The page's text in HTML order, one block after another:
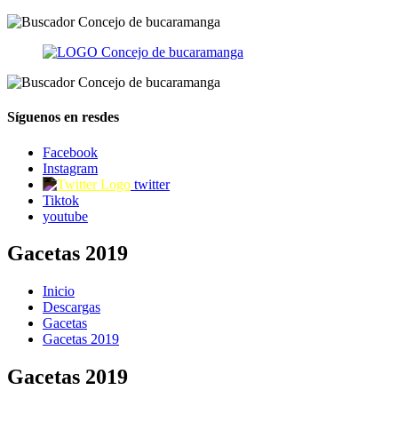
Síguenos en resdes
Facebook
Instagram
twitter
Tiktok
youtube
Gacetas 2019
Inicio
Descargas
Gacetas
Gacetas 2019
Gacetas 2019